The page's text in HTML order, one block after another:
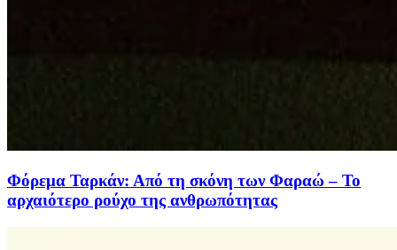
Φόρεμα Ταρκάν: Από τη σκόνη των Φαραώ – Το
αρχαιότερο ρούχο της ανθρωπότητας